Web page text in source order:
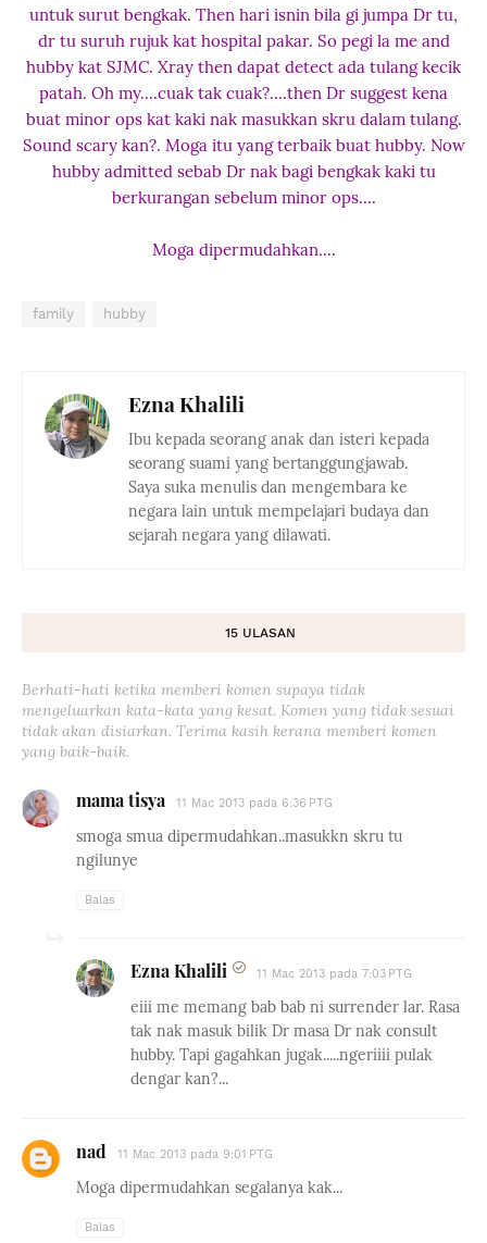
untuk surut bengkak. Then hari isnin bila gi jumpa Dr tu,
dr tu suruh rujuk kat hospital pakar. So pegi la me and
hubby kat SJMC. Xray then dapat detect ada tulang kecik
patah. Oh my....cuak tak cuak?....then Dr suggest kena
buat minor ops kat kaki nak masukkan skru dalam tulang.
Sound scary kan?. Moga itu yang terbaik buat hubby. Now
hubby admitted sebab Dr nak bagi bengkak kaki tu
berkurangan sebelum minor ops....
Moga dipermudahkan....
family hubby
Ezna Khalili
Ibu kepada seorang anak dan isteri kepada
seorang suami yang bertanggungjawab.
Saya suka menulis dan mengembara ke
negara lain untuk mempelajari budaya dan
sejarah negara yang dilawati.
15 ULASAN
Berhati-hati ketika memberi komen supaya tidak
mengeluarkan kata-kata yang kesat. Komen yang tidak sesuai
tidak akan disiarkan. Terima kasih kerana memberi komen
yang baik-baik.
mama tisya 11 Mac 2013 pada 6:36 PTG
smoga smua dipermudahkan..masukkn skru tu
ngilunye
Balas
Ezna Khalili 11 Mac 2013 pada 7:03 PTG
eiii me memang bab bab ni surrender lar. Rasa
tak nak masuk bilik Dr masa Dr nak consult
hubby. Tapi gagahkan jugak.....ngeriiii pulak
dengar kan?...
nad 11 Mac 2013 pada 9:01 PTG
Moga dipermudahkan segalanya kak...
Balas